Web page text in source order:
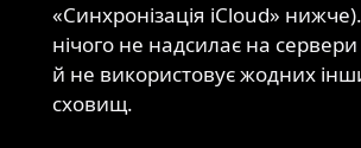
«Синхронізація iCloud»
нічого не надсилає на
й не використовує жодних
сховищ.